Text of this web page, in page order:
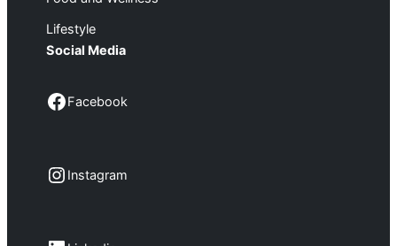
Lifestyle
Social Media
Facebook Facebook
Instagram Instagram